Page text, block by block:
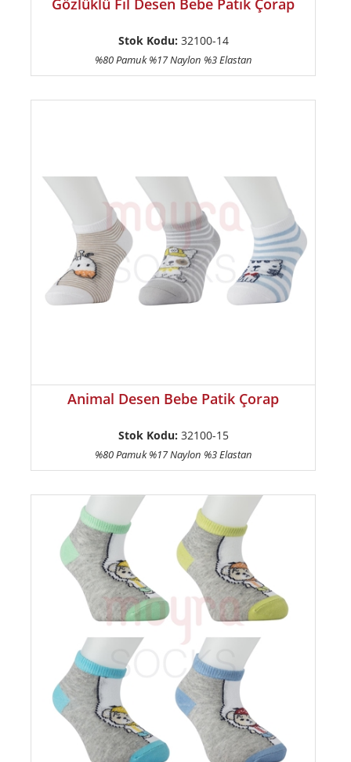
Gözlüklü Fil Desen Bebe Patik Çorap
Stok Kodu: 32100-14
%80 Pamuk %17 Naylon %3 Elastan
Animal Desen Bebe Patik Çorap
Stok Kodu: 32100-15
%80 Pamuk %17 Naylon %3 Elastan